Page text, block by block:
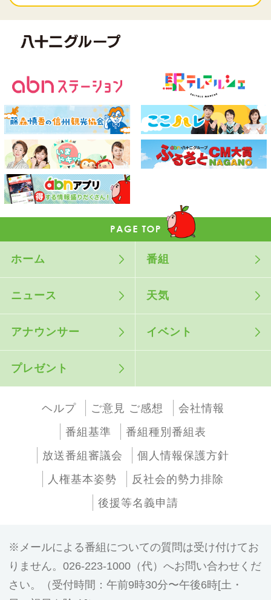
ホーム 番組
ニュース 天気
アナウンサー イベント
プレゼント
ヘルプ ご意見 ご感想
会社情報
番組基準
番組種別番組表
放送番組審議会
個人情報保護方針
人権基本姿勢
反社会的勢力排除
後援等名義申請
メールによる番組についての質問は受け付けてお
りません。026-223-1000（代）へお問い合わせくだ
さい。（受付時間：午前9時30分〜午後6時[土・